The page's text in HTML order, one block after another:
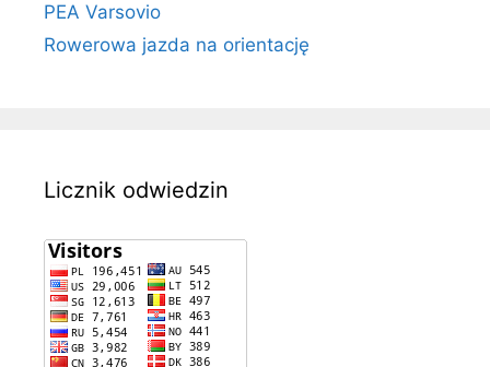
PEA Varsovio
Rowerowa jazda na orientację
Licznik odwiedzin